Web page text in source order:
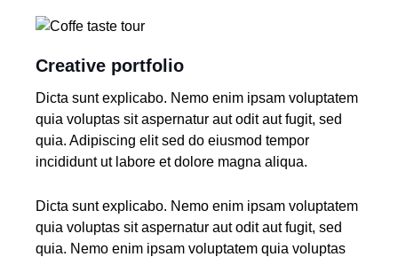
Creative portfolio
Dicta sunt explicabo. Nemo enim ipsam voluptatem
quia voluptas sit aspernatur aut odit aut fugit, sed
quia. Adipiscing elit sed do eiusmod tempor
incididunt ut labore et dolore magna aliqua.
Dicta sunt explicabo. Nemo enim ipsam voluptatem
quia voluptas sit aspernatur aut odit aut fugit, sed
quia. Nemo enim ipsam voluptatem quia voluptas